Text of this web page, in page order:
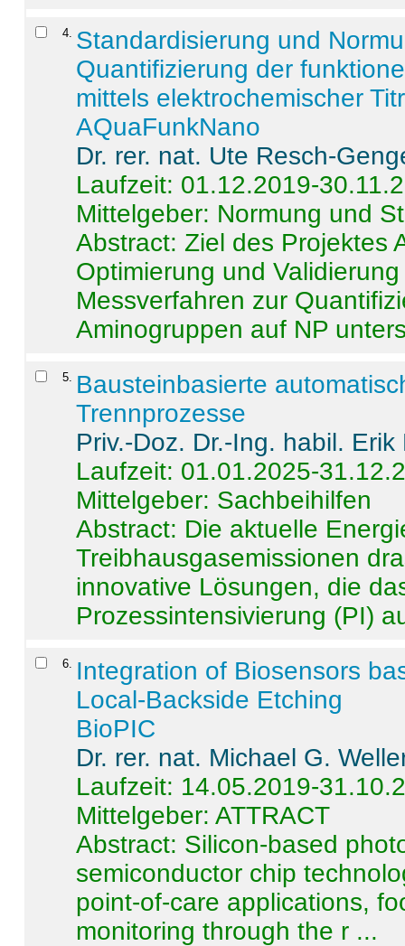
4 Standardisierung und
Quantifizierung der
mittels elektrochemischer
AQuaFunkNano
Dr. rer. nat. Ute Resch-
Laufzeit: 01.12.2019-
Mittelgeber: Normung und
Abstract:Ziel des Projektes
Optimierung und
Messverfahren zur
Aminogruppen auf NP
5
Bausteinbasierte
Trennprozesse
Priv.-Doz. Dr.-Ing. habil. Erik
Laufzeit: 01.01.2025-
Mittelgeber: Sachbeihilfen
Abstract: Die aktuelle
Treibhausgasemissionen
innovative Lösungen, die
Prozessintensivierung (PI)
6
Integration of Biosensors
Local-Backside Etching
BioPIC
Dr. rer. nat. Michael G.
Laufzeit: 14.05.2019-
Mittelgeber: ATTRACT
Abstract: Silicon-based
semiconductor chip
point-of-care applications,
monitoring through the r ...